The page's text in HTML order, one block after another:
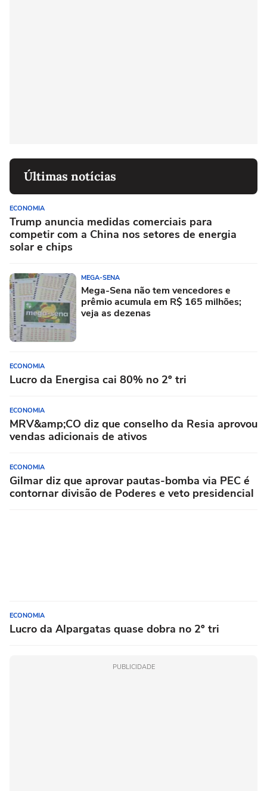
Últimas notícias
ECONOMIA
Trump anuncia medidas comerciais para
competir com a China nos setores de energia
solar e chips
MEGA-SENA
Mega-Sena não tem vencedores e
prêmio acumula em R$ 165 milhões;
veja as dezenas
ECONOMIA
Lucro da Energisa cai 80% no 2º tri
ECONOMIA
MRV&amp;CO diz que conselho da Resia aprovou
vendas adicionais de ativos
ECONOMIA
Gilmar diz que aprovar pautas-bomba via PEC é
contornar divisão de Poderes e veto presidencial
ECONOMIA
Lucro da Alpargatas quase dobra no 2º tri
PUBLICIDADE